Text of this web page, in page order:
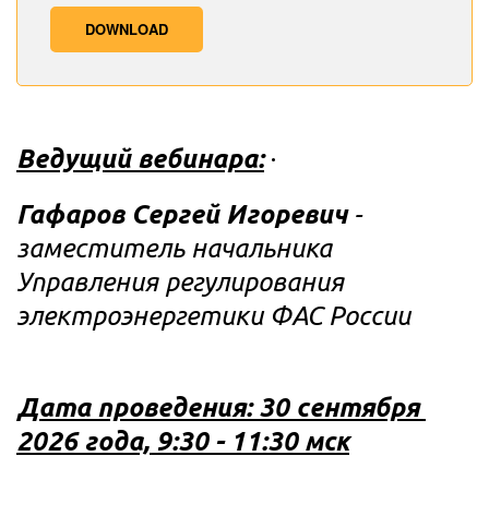
DOWNLOAD
Ведущий вебинара: ·
Гафаров Сергей Игоревич -
заместитель начальника
Управления регулирования
электроэнергетики ФАС России
Дата проведения: 30 сентября
2026 года, 9:30 - 11:30 мск